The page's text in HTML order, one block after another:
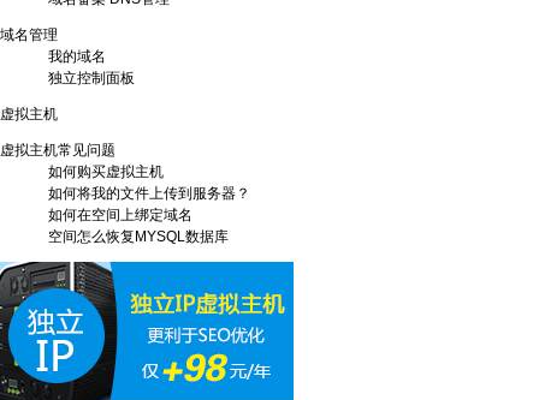
域名管理
我的域名
独立控制面板
虚拟主机
虚拟主机常见问题
如何购买虚拟主机
如何将我的文件上传到服务器？
如何在空间上绑定域名
空间怎么恢复MYSQL数据库